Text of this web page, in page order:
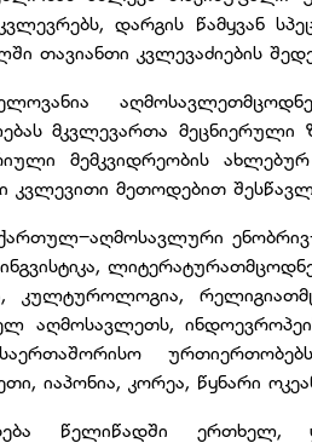
დარგის წამყვან
თავიანთი კვლევაძიების
მკვლევართა მეცნიერული
მემკვიდრეობის
კვლევითი მეთოდებით
კულტუროლოგია,
აღმოსავლეთს,
საერთაშორისო
იაპონია, კორეა, წყნარი
წელიწადში ერთხელ,